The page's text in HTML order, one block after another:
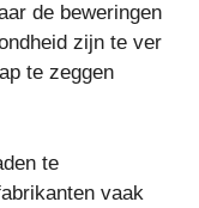
de beweringen
zijn te ver
te zeggen
te
vaak